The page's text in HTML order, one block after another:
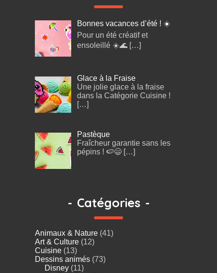
Bonnes vacances d’été ! ☀️
Pour un été créatif et
ensoleillé ☀️🌊 […]
Glace à la Fraise
Une jolie glace à la fraise
dans la Catégorie Cuisine !
[…]
Pastèque
Fraîcheur garantie sans les
pépins ! 🍉😄 […]
- Catégories -
Animaux & Nature (41)
Art & Culture (12)
Cuisine (13)
Dessins animés (73)
Disney (11)